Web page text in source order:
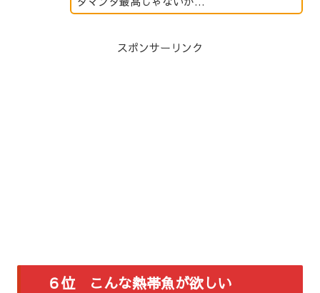
スポンサーリンク
６位 こんな熱帯魚が欲しい